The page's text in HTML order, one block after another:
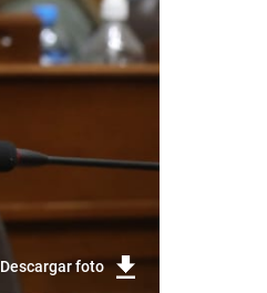
Descargar foto